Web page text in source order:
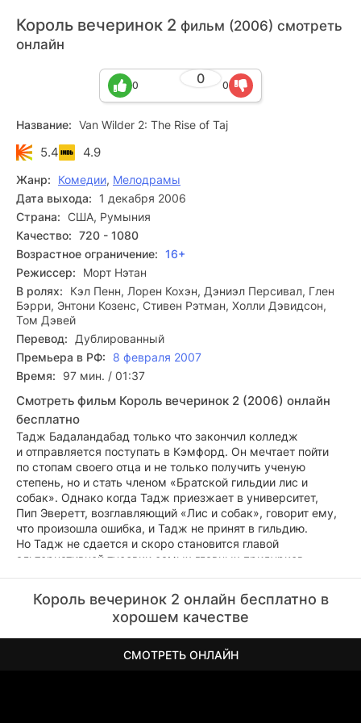
Король вечеринок 2 фильм (2006) смотреть
онлайн
0
0 0
Название: Van Wilder 2: The Rise of Taj
5.4 4.9
Жанр: Комедии, Мелодрамы
Дата выхода:
1 декабря 2006
Страна: США, Румыния
Качество: 720 - 1080
Возрастное ограничение: 16+
Режиссер:
Морт Нэтан
В ролях:
Кэл Пенн, Лорен Кохэн, Дэниэл Персивал, Глен
Бэрри, Энтони Козенс, Стивен Рэтман, Холли Дэвидсон,
Том Дэвей
Перевод:
Дублированный
Премьера в РФ:
8 февраля 2007
Время:
97 мин. / 01:37
Смотреть фильм Король вечеринок 2 (2006) онлайн
бесплатно
Тадж Бадаландабад только что закончил колледж
и отправляется поступать в Кэмфорд. Он мечтает пойти
по стопам своего отца и не только получить ученую
степень, но и стать членом «Братской гильдии лис и
собак». Однако когда Тадж приезжает в университет,
Пип Эверетт, возглавляющий «Лис и собак», говорит ему,
что произошла ошибка, и Тадж не принят в гильдию.
Но Тадж не сдается и скоро становится главой
альтернативной тусовки самых главных придурков
Король вечеринок 2 онлайн бесплатно в
хорошем качестве
СМОТРЕТЬ ОНЛАЙН